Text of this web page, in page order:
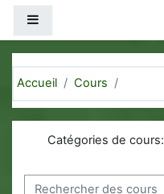
Accueil Cours
Catégories de cours:
Rechercher des cours